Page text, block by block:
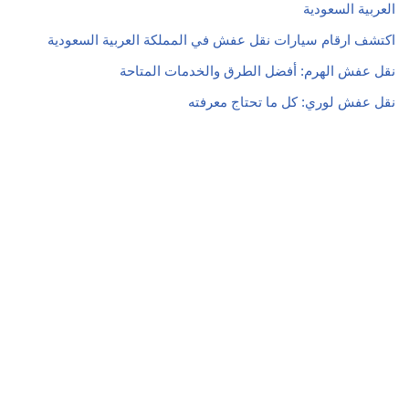
العربية السعودية
اكتشف ارقام سيارات نقل عفش في المملكة العربية السعودية
نقل عفش الهرم: أفضل الطرق والخدمات المتاحة
نقل عفش لوري: كل ما تحتاج معرفته